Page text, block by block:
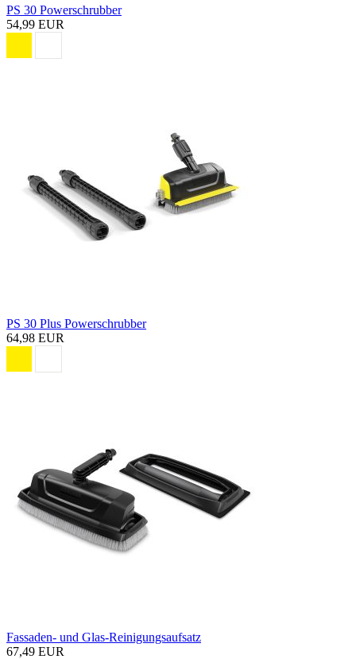
PS 30 Powerschrubber
54,99 EUR
PS 30 Plus Powerschrubber
64,98 EUR
Fassaden- und Glas-Reinigungsaufsatz
67,49 EUR